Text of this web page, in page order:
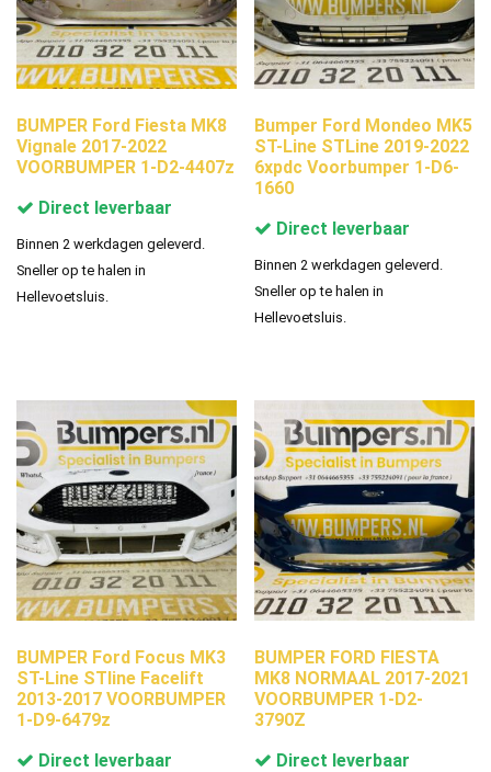
BUMPER Ford Fiesta MK8
Vignale 2017-2022
VOORBUMPER 1-D2-4407z
Direct leverbaar
Binnen 2 werkdagen geleverd.
Sneller op te halen in
Hellevoetsluis.
Bumper Ford Mondeo MK5
ST-Line STLine 2019-2022
6xpdc Voorbumper 1-D6-
1660
Direct leverbaar
Binnen 2 werkdagen geleverd.
Sneller op te halen in
Hellevoetsluis.
BUMPER Ford Focus MK3
ST-Line STline Facelift
2013-2017 VOORBUMPER
1-D9-6479z
Direct leverbaar
BUMPER FORD FIESTA
MK8 NORMAAL 2017-2021
VOORBUMPER 1-D2-
3790Z
Direct leverbaar